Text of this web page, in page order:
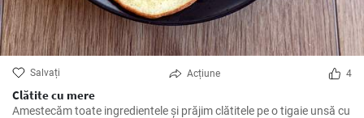
Salvați Acțiune 4
Clătite cu mere
Amestecăm toate ingredientele și prăjim clătitele pe o tigaie unsă cu